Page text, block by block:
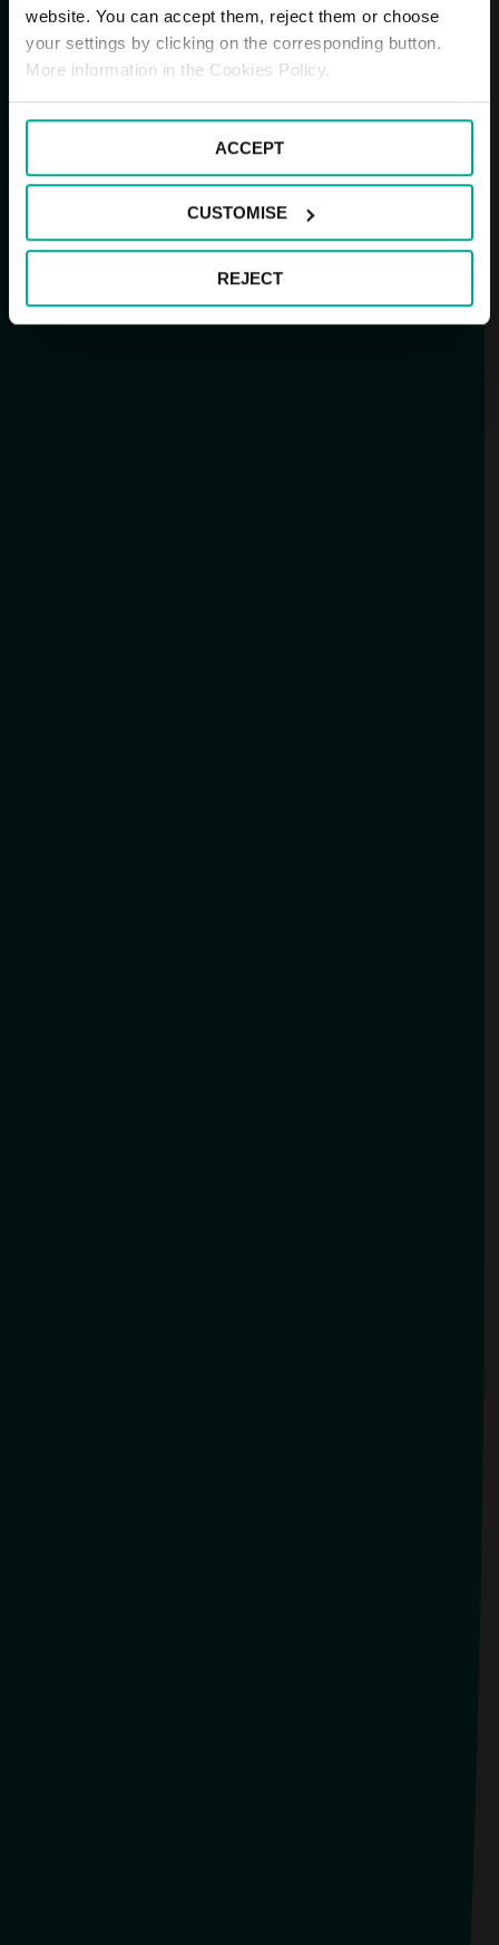
website. You can accept them, reject them or choose
your settings by clicking on the corresponding button.
More information in the Cookies Policy.
ACCEPT
CUSTOMISE
REJECT